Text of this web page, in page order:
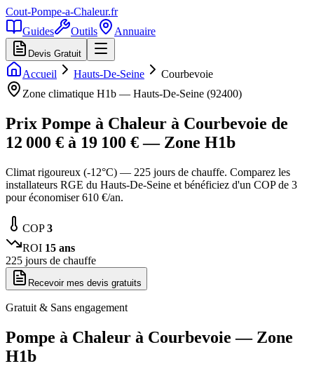
Cout-Pompe-a-Chaleur.fr
Guides
Outils Annuaire
Devis Gratuit
Accueil Hauts-De-Seine
Courbevoie
Zone climatique H1b — Hauts-De-Seine (92400)
Prix Pompe à Chaleur à Courbevoie de
12 000 € à 19 100 € — Zone H1b
Climat rigoureux (-12°C) — 225 jours de chauffe. Comparez les
installateurs RGE du Hauts-De-Seine et bénéficiez d'un COP de 3
pour économiser 610 €/an.
COP3
ROI 15 ans
225 jours de chauffe
Recevoir mes devis gratuits
Gratuit & Sans engagement
Pompe à Chaleur à Courbevoie — Zone
H1b